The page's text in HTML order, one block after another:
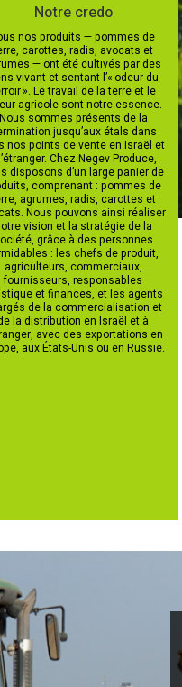
Notre credo
nos produits — pommes de
carottes, radis, avocats et
— ont été cultivés par des
vivant et sentant l’« odeur du
». Le travail de la terre et le
agricole sont notre essence.
Nous sommes présents de la
jusqu’aux étals dans
nos points de vente en Israël et
Chez Negev Produce,
disposons d’un large panier de
comprenant : pommes de
agrumes, radis, carottes et
Nous pouvons ainsi réaliser
vision et la stratégie de la
grâce à des personnes
: les chefs de produit,
agriculteurs, commerciaux,
fournisseurs, responsables
et finances, et les agents
de la commercialisation et
la distribution en Israël et à
avec des exportations en
aux États-Unis ou en Russie.